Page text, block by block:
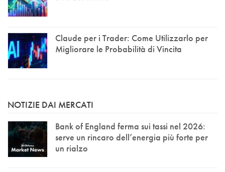
Claude per i Trader: Come Utilizzarlo per
Migliorare le Probabilità di Vincita
NOTIZIE DAI MERCATI
Bank of England ferma sui tassi nel 2026:
serve un rincaro dell’energia più forte per
un rialzo